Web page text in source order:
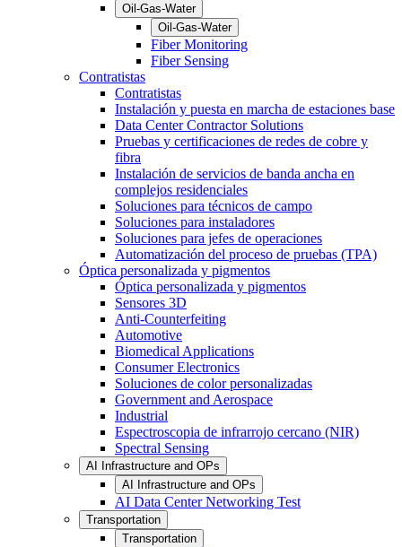
Oil-Gas-Water
Oil-Gas-Water
Fiber Monitoring
Fiber Sensing
Contratistas
Contratistas
Instalación y puesta en marcha de estaciones base
Data Center Contractor Solutions
Pruebas y certificaciones de redes de cobre y
fibra
Instalación de servicios de banda ancha en
complejos residenciales
Soluciones para técnicos de campo
Soluciones para instaladores
Soluciones para jefes de operaciones
Automatización del proceso de pruebas (TPA)
Óptica personalizada y pigmentos
Óptica personalizada y pigmentos
Sensores 3D
Anti-Counterfeiting
Automotive
Biomedical Applications
Consumer Electronics
Soluciones de color personalizadas
Government and Aerospace
Industrial
Espectroscopia de infrarrojo cercano (NIR)
Spectral Sensing
AI Infrastructure and OPs
AI Infrastructure and OPs
AI Data Center Networking Test
Transportation
Transportation